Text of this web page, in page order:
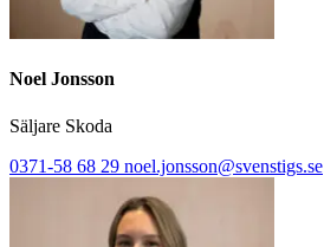
Noel Jonsson
Säljare Skoda
0371-58 68 29 noel.jonsson@svenstigs.se